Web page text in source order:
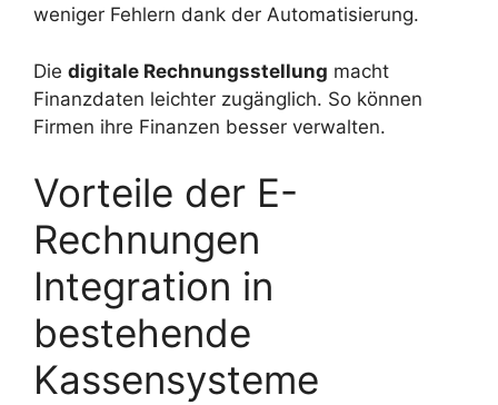
weniger Fehlern dank der Automatisierung.
Die digitale Rechnungsstellung macht
Finanzdaten leichter zugänglich. So können
Firmen ihre Finanzen besser verwalten.
Vorteile der E-
Rechnungen
Integration in
bestehende
Kassensysteme